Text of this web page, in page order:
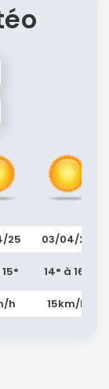
25
h
03/04/25
14° à 16°
15km/h